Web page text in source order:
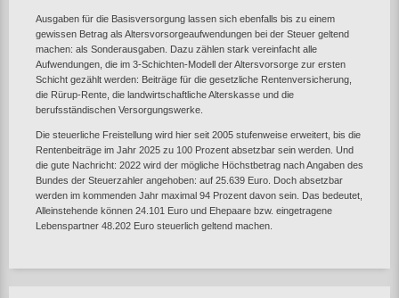
Ausgaben für die Basisversorgung lassen sich ebenfalls bis zu einem
gewissen Betrag als Altersvorsorgeaufwendungen bei der Steuer geltend
machen: als Sonderausgaben. Dazu zählen stark vereinfacht alle
Aufwendungen, die im 3-Schichten-Modell der Altersvorsorge zur ersten
Schicht gezählt werden: Beiträge für die gesetzliche Rentenversicherung,
die Rürup-Rente, die landwirtschaftliche Alterskasse und die
berufsständischen Versorgungswerke.
Die steuerliche Freistellung wird hier seit 2005 stufenweise erweitert, bis die
Rentenbeiträge im Jahr 2025 zu 100 Prozent absetzbar sein werden. Und
die gute Nachricht: 2022 wird der mögliche Höchstbetrag nach Angaben des
Bundes der Steuerzahler angehoben: auf 25.639 Euro. Doch absetzbar
werden im kommenden Jahr maximal 94 Prozent davon sein. Das bedeutet,
Alleinstehende können 24.101 Euro und Ehepaare bzw. eingetragene
Lebenspartner 48.202 Euro steuerlich geltend machen.